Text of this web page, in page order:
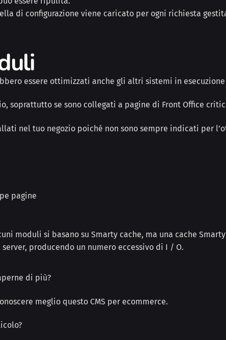
di configurazione viene caricato per ogni richiesta
essere ottimizzati anche gli altri sistemi in esecuzione
soprattutto se sono collegati a pagine di Front Office
nel tuo negozio poiché non sono sempre indicati per
pagine
moduli si basano su Smarty cache, ma una cache
producendo un numero eccessivo di I / O.
di più?
meglio questo CMS per ecommerce.